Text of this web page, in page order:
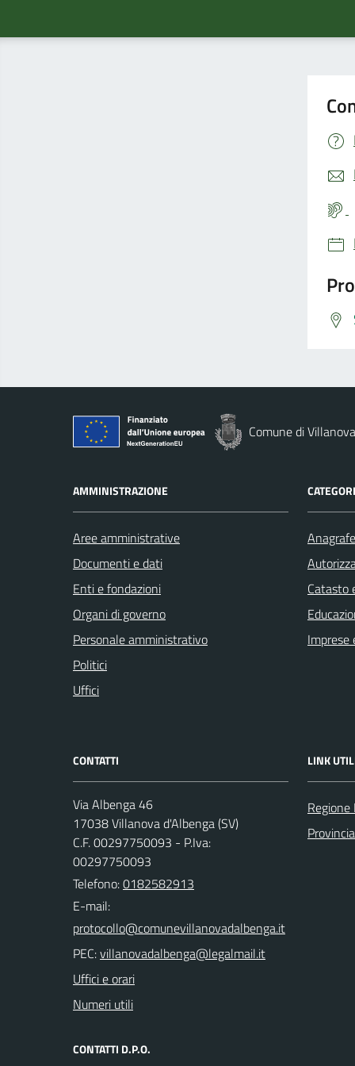
Comune di
AMMINISTRAZIONE
Aree amministrative
Documenti e dati
Enti e fondazioni
Organi di governo
Personale amministrativo
Politici
Uffici
Catasto
Imprese
CONTATTI
Via Albenga 46
17038 Villanova d'Albenga (SV)
C.F. 00297750093 - P.Iva:
00297750093
Telefono:0182582913
E-mail:
PEC:
Uffici e orari
Numeri utili
CONTATTI D.P.O.
LINK
Regione